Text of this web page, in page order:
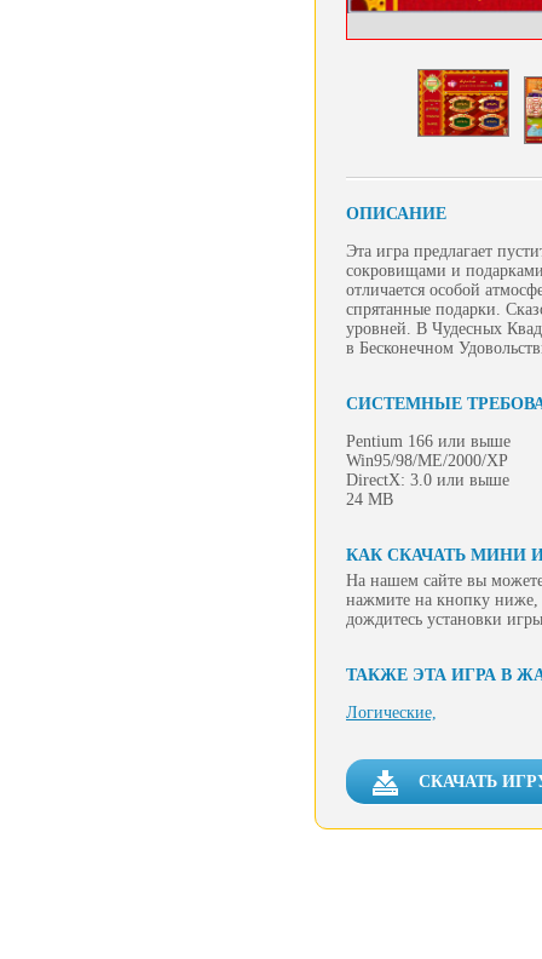
ОПИСАНИЕ
Эта игра предлагает
сокровищами и
отличается особой
спрятанные подарки.
уровней. В Чудесных
в Бесконечном
СИСТЕМНЫЕ
Pentium 166 или выше
Win95/98/ME/2000/XP
DirectX: 3.0 или выше
24 MB
КАК СКАЧАТЬ МИНИ
На нашем сайте вы
нажмите на кнопку ниже,
дождитесь установки
ТАКЖЕ ЭТА ИГРА В
Логические,
СКАЧАТЬ